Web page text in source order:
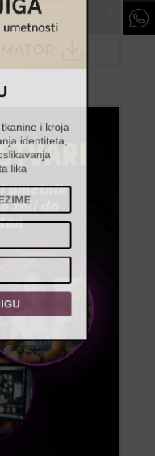
i kroja
identiteta,
lika